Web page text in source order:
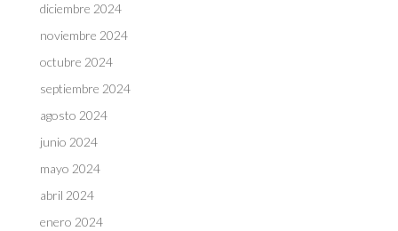
diciembre 2024
noviembre 2024
octubre 2024
septiembre 2024
agosto 2024
junio 2024
mayo 2024
abril 2024
enero 2024